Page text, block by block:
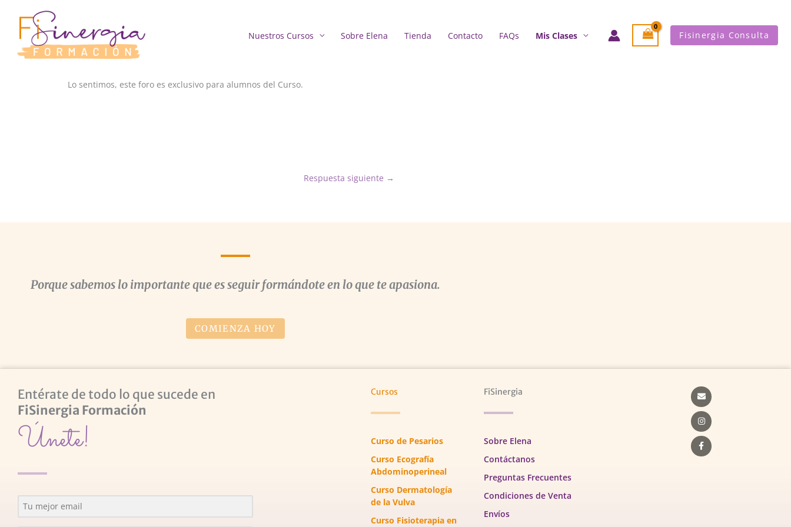
contenido
Nuestros Cursos Sobre Elena Tienda Contacto FAQs Mis Clases Fisinergia Consulta
Lo sentimos, este foro es exclusivo para alumnos del Curso.
Respuesta siguiente →
Porque sabemos lo importante que es seguir formándote en lo que te apasiona.
COMIENZA HOY
Entérate de todo lo que sucede en
FiSinergia Formación
Únete!
Cursos
Curso de Pesarios
Curso Ecografía
Abdominoperineal
Curso Dermatología
de la Vulva
Curso Fisioterapia en
FiSinergia
Sobre Elena
Contáctanos
Preguntas Frecuentes
Condiciones de Venta
Envíos
Envelope
Instagram
Facebook-
f